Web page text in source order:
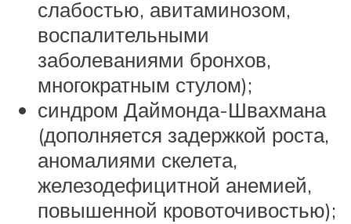
слабостью, авитаминозом,
воспалительными
заболеваниями бронхов,
многократным стулом);
синдром Даймонда-Швахмана
(дополняется задержкой роста,
аномалиями скелета,
железодефицитной анемией,
повышенной кровоточивостью);